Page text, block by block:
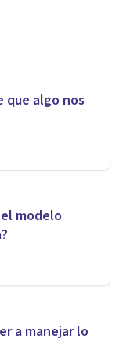
que algo nos
modelo
a manejar lo